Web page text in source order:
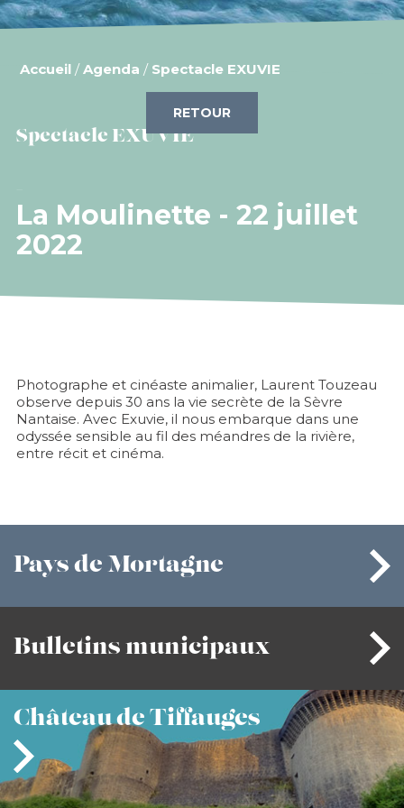
Accueil /Agenda / Spectacle EXUVIE
RETOUR
Spectacle EXUVIE
La Moulinette - 22 juillet
2022
Photographe et cinéaste animalier, Laurent Touzeau
observe depuis 30 ans la vie secrète de la Sèvre
Nantaise. Avec Exuvie, il nous embarque dans une
odyssée sensible au fil des méandres de la rivière,
entre récit et cinéma.
Pays de Mortagne
Bulletins municipaux
Châteaude Tiffauges